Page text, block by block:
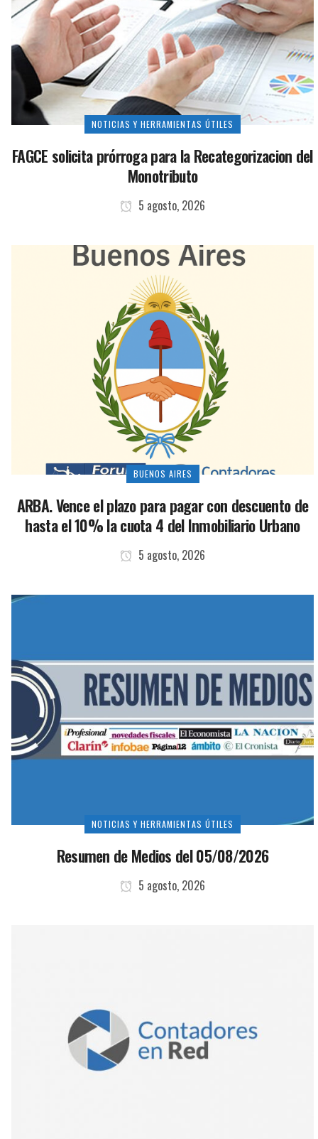
NOTICIAS Y HERRAMIENTAS ÚTILES
FAGCE solicita prórroga para la Recategorizacion del
Monotributo
5 agosto, 2026
BUENOS AIRES
ARBA. Vence el plazo para pagar con descuento de
hasta el 10% la cuota 4 del Inmobiliario Urbano
5 agosto, 2026
NOTICIAS Y HERRAMIENTAS ÚTILES
Resumen de Medios del 05/08/2026
5 agosto, 2026